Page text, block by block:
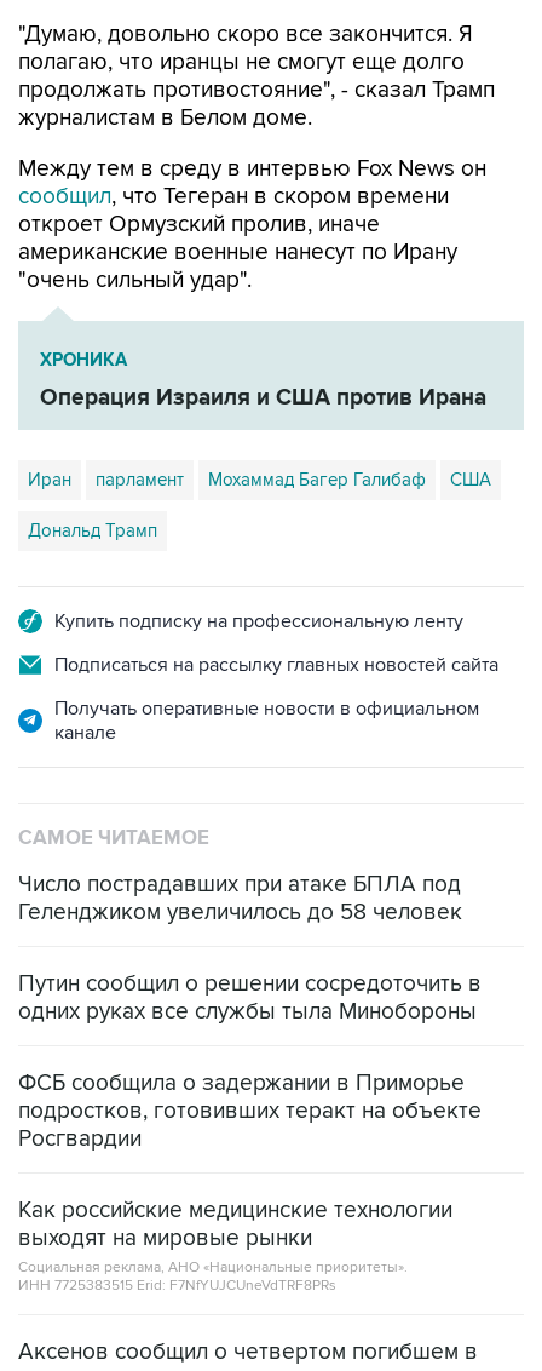
продолжать противостояние", - сказал Трамп
журналистам в Белом доме.
Между тем в среду в интервью Fox News он
откроет Ормузский пролив, иначе
американские военные нанесут по Ирану
"очень сильный удар".
ХРОНИКА
Операция Израиля и США против Ирана
Иран парламент Мохаммад Багер Галибаф США
Дональд Трамп
Подписаться на рассылку главных новостей сайта
Получать оперативные новости в официальном
Число пострадавших при атаке БПЛА под
Путин сообщил о решении сосредоточить в
ФСБ сообщила о задержании в Приморье
Росгвардии
Как российские медицинские технологии
Социальная реклама, АНО «Национальные приоритеты».
ИНН 7725383515 Erid: F7NfYUJCUneVdTRF8PRs